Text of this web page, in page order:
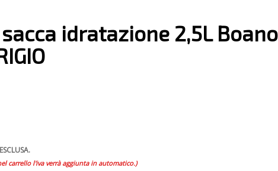
idratazione 2,5L Boano
carrello l'iva verrà aggiunta in automatico.)